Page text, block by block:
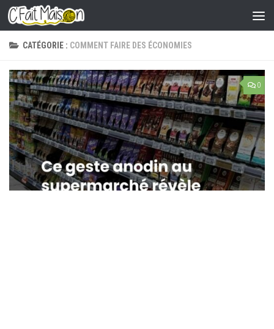
Skip to content
CATÉGORIE : COMMENT FAIRE DES ÉCONOMIES
0